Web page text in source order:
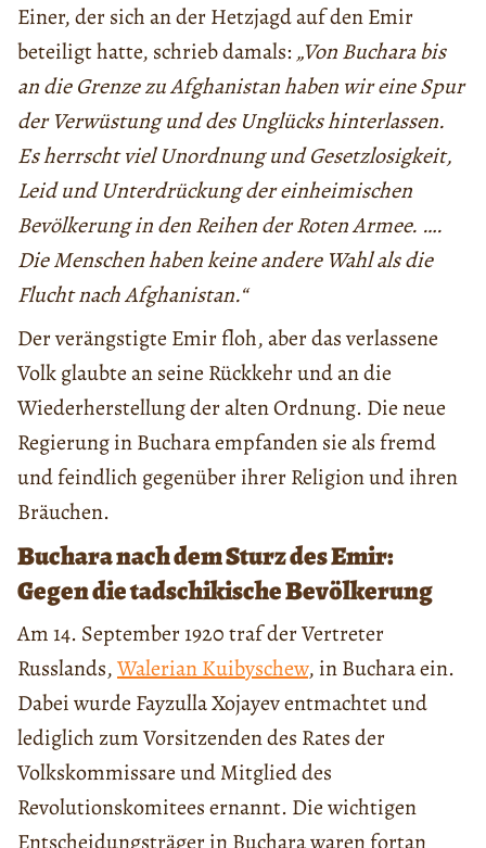
Einer, der sich an der Hetzjagd auf den Emir
beteiligt hatte, schrieb damals: „Von Buchara bis
an die Grenze zu Afghanistan haben wir eine Spur
der Verwüstung und des Unglücks hinterlassen.
Es herrscht viel Unordnung und Gesetzlosigkeit,
Leid und Unterdrückung der einheimischen
Bevölkerung in den Reihen der Roten Armee. ….
Die Menschen haben keine andere Wahl als die
Flucht nach Afghanistan.“
Der verängstigte Emir floh, aber das verlassene
Volk glaubte an seine Rückkehr und an die
Wiederherstellung der alten Ordnung. Die neue
Regierung in Buchara empfanden sie als fremd
und feindlich gegenüber ihrer Religion und ihren
Bräuchen.
Buchara nach dem Sturz des Emir:
Gegen die tadschikische Bevölkerung
Am 14. September 1920 traf der Vertreter
Russlands,Walerian Kuibyschew, in Buchara ein.
Dabei wurde Fayzulla Xojayev entmachtet und
lediglich zum Vorsitzenden des Rates der
Volkskommissare und Mitglied des
Revolutionskomitees ernannt. Die wichtigen
Entscheidungsträger in Buchara waren fortan